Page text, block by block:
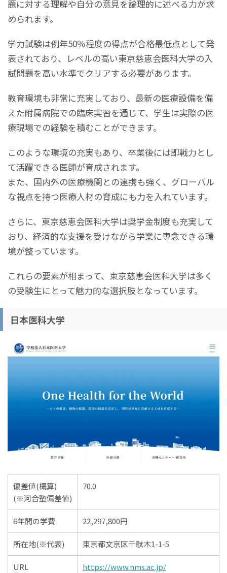
題に対する理解や自分の意見を論理的に述べる力が求
められます。
学力試験は例年50％程度の得点が合格最低点として発
表されており、レベルの高い東京慈恵会医科大学の入
試問題を高い水準でクリアする必要があります。
教育環境も非常に充実しており、最新の医療設備を備
えた附属病院での臨床実習を通じて、学生は実際の医
療現場での経験を積むことができます。
このような環境の充実もあり、卒業後には即戦力とし
て活躍できる医師が育成されます。
また、国内外の医療機関との連携も強く、グローバル
な視点を持つ医療人材の育成にも力を入れています。
さらに、東京慈恵会医科大学は奨学金制度も充実して
おり、経済的な支援を受けながら学業に専念できる環
境が整っています。
これらの要素が相まって、東京慈恵会医科大学は多く
の受験生にとって魅力的な選択肢となっています。
日本医科大学
偏差値(概算)
(※河合塾偏差値)
70.0
6年間の学費 22,297,800円
所在地(※代表) 東京都文京区千駄木1-1-5
URL https://www.nms.ac.jp/